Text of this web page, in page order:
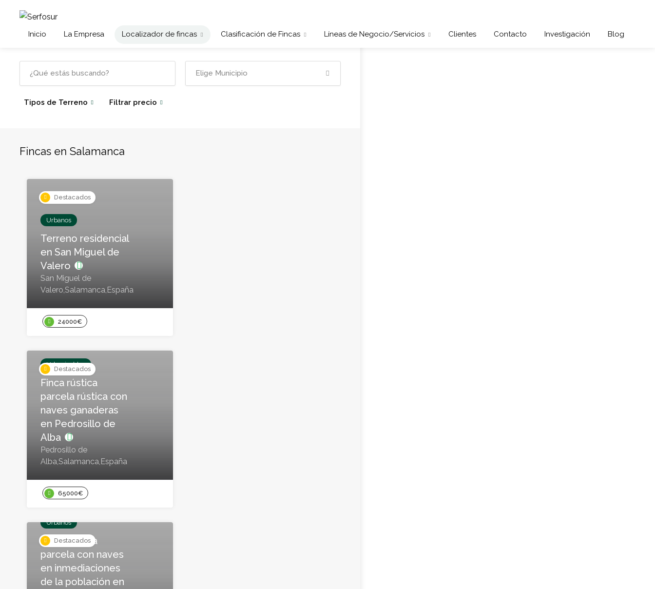
Inicio La Empresa Localizador de fincas Clasificación de Fincas Líneas de Negocio/Servicios Clientes Contacto Investigación Blog
Tipos de Terreno Filtrar precio
Fincas en Salamanca
Destacados
Urbanos
Terreno residencial
en San Miguel de
Valero
San Miguel de
Valero,Salamanca,España
24000€
Destacados
Urbanizables
Finca rústica
parcela rústica con
naves ganaderas
en Pedrosillo de
Alba
Pedrosillo de
Alba,Salamanca,España
65000€
Destacados
Urbanos
Finca rústica
parcela con naves
en inmediaciones
de la población en